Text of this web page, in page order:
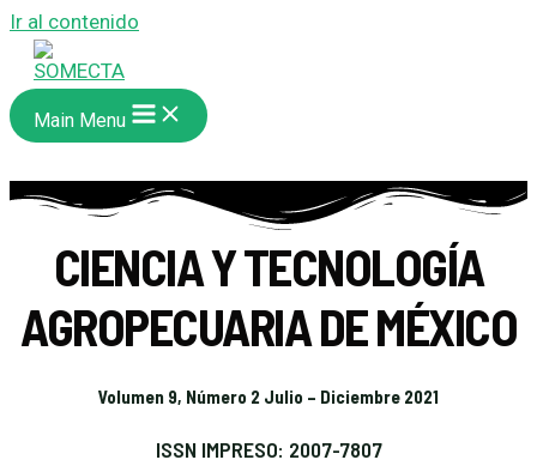
Ir al contenido
Main Menu
CIENCIA Y TECNOLOGÍA
AGROPECUARIA DE MÉXICO
Volumen 9, Número 2 Julio – Diciembre 2021
ISSN IMPRESO: 2007-7807